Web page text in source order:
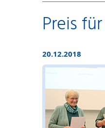
Preis
20.12.2018